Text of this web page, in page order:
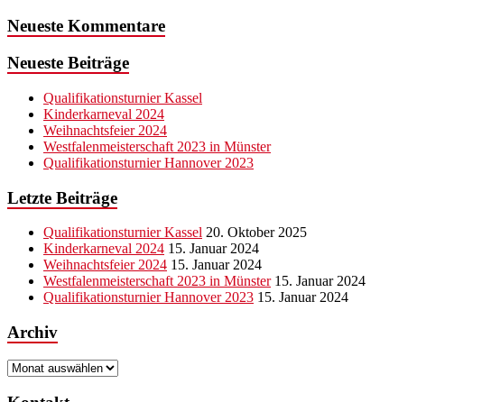
Neueste Kommentare
Neueste Beiträge
Qualifikationsturnier Kassel
Kinderkarneval 2024
Weihnachtsfeier 2024
Westfalenmeisterschaft 2023 in Münster
Qualifikationsturnier Hannover 2023
Letzte Beiträge
Qualifikationsturnier Kassel 20. Oktober 2025
Kinderkarneval 2024 15. Januar 2024
Weihnachtsfeier 2024 15. Januar 2024
Westfalenmeisterschaft 2023 in Münster 15. Januar 2024
Qualifikationsturnier Hannover 2023 15. Januar 2024
Archiv
Archiv